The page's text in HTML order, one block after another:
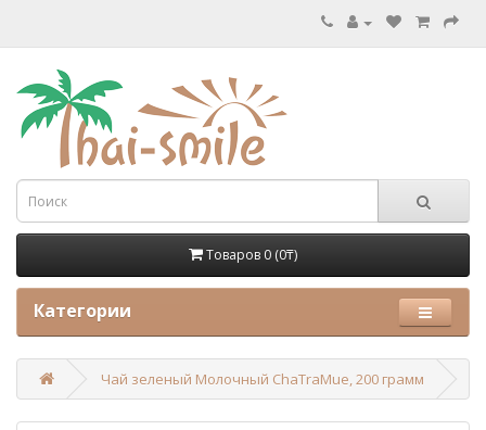
Товаров 0 (0₸)
Категории
Чай зеленый Молочный ChaTraMue, 200 грамм